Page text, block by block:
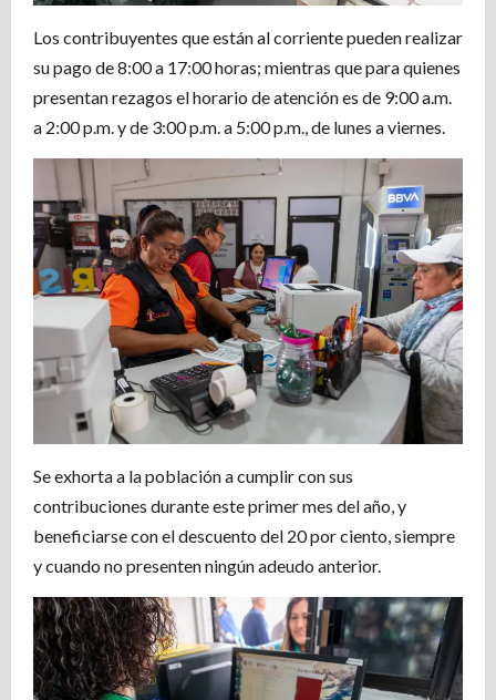
Los contribuyentes que están al corriente pueden realizar
su pago de 8:00 a 17:00 horas; mientras que para quienes
presentan rezagos el horario de atención es de 9:00 a.m.
a 2:00 p.m. y de 3:00 p.m. a 5:00 p.m., de lunes a viernes.
Se exhorta a la población a cumplir con sus
contribuciones durante este primer mes del año, y
beneficiarse con el descuento del 20 por ciento, siempre
y cuando no presenten ningún adeudo anterior.